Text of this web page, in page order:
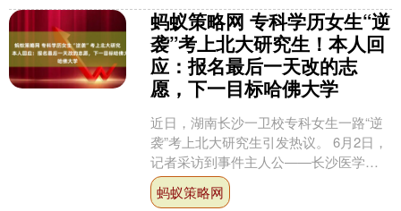
蚂蚁策略网 专科学历女生“逆
袭”考上北大研究生！本人回
应：报名最后一天改的志
愿，下一目标哈佛大学
近日，湖南长沙一卫校专科女生一路“逆
袭”考上北大研究生引发热议。 6月2日，
记者采访到事件主人公——长沙医学院
第一临床学院学生曾欣，据了解，曾欣
是该校第一个考上....
蚂蚁策略网